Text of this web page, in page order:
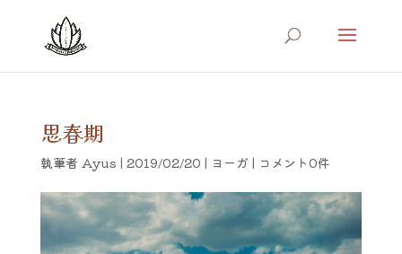
思春期
執筆者 Ayus | 2019/02/20 | ヨーガ | コメント0件